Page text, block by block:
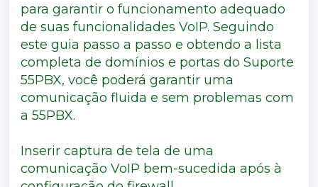
para garantir o funcionamento adequado
de suas funcionalidades VoIP. Seguindo
este guia passo a passo e obtendo a lista
completa de domínios e portas do Suporte
55PBX, você poderá garantir uma
comunicação fluida e sem problemas com
a 55PBX.
Inserir captura de tela de uma
comunicação VoIP bem-sucedida após à